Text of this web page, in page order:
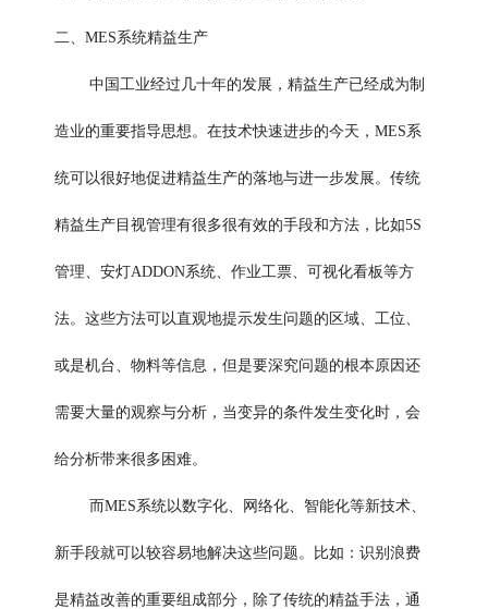
二、MES系统精益生产
中国工业经过几十年的发展，精益生产已经成为制
造业的重要指导思想。在技术快速进步的今天，MES系
统可以很好地促进精益生产的落地与进一步发展。传统
精益生产目视管理有很多很有效的手段和方法，比如5S
管理、安灯ADDON系统、作业工票、可视化看板等方
法。这些方法可以直观地提示发生问题的区域、工位、
或是机台、物料等信息，但是要深究问题的根本原因还
需要大量的观察与分析，当变异的条件发生变化时，会
给分析带来很多困难。
而MES系统以数字化、网络化、智能化等新技术、
新手段就可以较容易地解决这些问题。比如：识别浪费
是精益改善的重要组成部分，除了传统的精益手法，通